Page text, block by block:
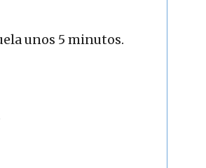
unos 5 minutos.